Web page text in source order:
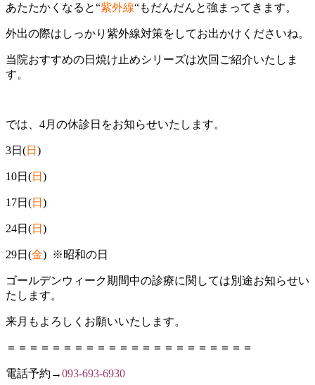
あたたかくなると“紫外線“もだんだんと強まってきます。
外出の際はしっかり紫外線対策をしてお出かけくださいね。
当院おすすめの日焼け止めシリーズは次回ご紹介いたしま
す。
では、4月の休診日をお知らせいたします。
3日(日 )
10日(日 )
17日(日 )
24日(日 )
29日(金) ※昭和の日
ゴールデンウィーク期間中の診療に関しては別途お知らせい
たします。
来月もよろしくお願いいたします。
＝＝＝＝＝＝＝＝＝＝＝＝＝＝＝＝＝＝＝＝＝＝
電話予約→093-693-6930